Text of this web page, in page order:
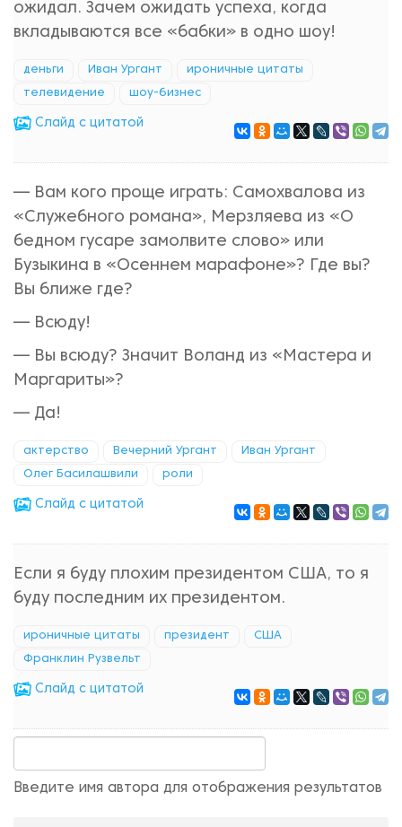
ожидал. Зачем ожидать успеха, когда
вкладываются все «бабки» в одно шоу!
деньги Иван Ургант ироничные цитаты
телевидение шоу-бизнес
Cлайд с цитатой
— Вам кого проще играть: Самохвалова из
«Служебного романа», Мерзляева из «О
бедном гусаре замолвите слово» или
Бузыкина в «Осеннем марафоне»? Где вы?
Вы ближе где?
— Всюду!
— Вы всюду? Значит Воланд из «Мастера и
Маргариты»?
— Да!
актерство Вечерний Ургант Иван Ургант
Олег Басилашвили роли
Cлайд с цитатой
Если я буду плохим президентом США, то я
буду последним их президентом.
ироничные цитаты президент США
Франклин Рузвельт
Cлайд с цитатой
Введите имя автора для отображения результатов